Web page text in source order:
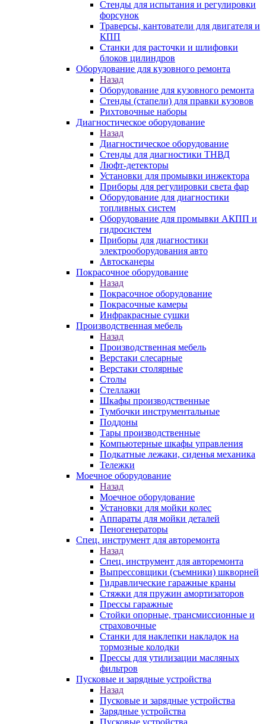
Стенды для испытания и регулировки
форсунок
Траверсы, кантователи для двигателя и
КПП
Станки для расточки и шлифовки
блоков цилиндров
Оборудование для кузовного ремонта
Назад
Оборудование для кузовного ремонта
Стенды (стапели) для правки кузовов
Рихтовочные наборы
Диагностическое оборудование
Назад
Диагностическое оборудование
Стенды для диагностики ТНВД
Люфт-детекторы
Установки для промывки инжектора
Приборы для регулировки света фар
Оборудование для диагностики
топливных систем
Оборудование для промывки АКПП и
гидросистем
Приборы для диагностики
электрооборудования авто
Автосканеры
Покрасочное оборудование
Назад
Покрасочное оборудование
Покрасочные камеры
Инфракрасные сушки
Производственная мебель
Назад
Производственная мебель
Верстаки слесарные
Верстаки столярные
Столы
Стеллажи
Шкафы производственные
Тумбочки инструментальные
Поддоны
Тары производственные
Компьютерные шкафы управления
Подкатные лежаки, сиденья механика
Тележки
Моечное оборудование
Назад
Моечное оборудование
Установки для мойки колес
Аппараты для мойки деталей
Пеногенераторы
Спец. инструмент для авторемонта
Назад
Спец. инструмент для авторемонта
Выпрессовщики (съемники) шкворней
Гидравлические гаражные краны
Стяжки для пружин амортизаторов
Прессы гаражные
Стойки опорные, трансмиссионные и
страховочные
Станки для наклепки накладок на
тормозные колодки
Прессы для утилизации масляных
фильтров
Пусковые и зарядные устройства
Назад
Пусковые и зарядные устройства
Зарядные устройства
Пусковые устройства